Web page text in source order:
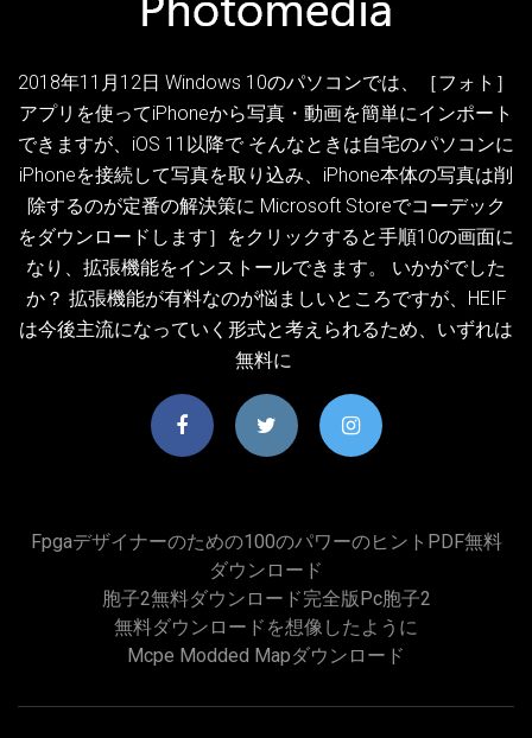
2018年11月12日 Windows 10のパソコンでは、［フォト］
アプリを使ってiPhoneから写真・動画を簡単にインポート
できますが、iOS 11以降で そんなときは自宅のパソコンに
iPhoneを接続して写真を取り込み、iPhone本体の写真は削
除するのが定番の解決策に Microsoft Storeでコーデック
をダウンロードします］をクリックすると手順10の画面に
なり、拡張機能をインストールできます。 いかがでした
か？ 拡張機能が有料なのが悩ましいところですが、HEIF
は今後主流になっていく形式と考えられるため、いずれは
無料に
Fpgaデザイナーのための100のパワーのヒントPDF無料
ダウンロード
胞子2無料ダウンロード完全版pc胞子2
無料ダウンロードを想像したように
Mcpe Modded Mapダウンロード